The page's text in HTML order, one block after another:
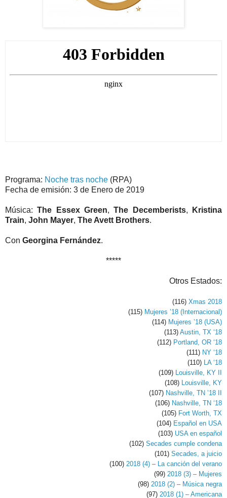
Programa: Noche tras noche (RPA)
Fecha de emisión: 3 de Enero de 2019
Música:The Essex Green,The Decemberists,
Kristina
Train, John Mayer, The Avett Brothers.
Con Georgina Fernández.
*****
Otros Estados:
(116) Xmas 2018
(115) Mujeres ’18 (Internacional)
(114) Mujeres ’18 (USA)
(113) Austin, TX ‘18
(112) Portland, OR ‘18
(111) NY ‘18
(110) LA ‘18
(109) Louisville, KY II
(108) Louisville, KY
(107) Nashville, TN ’18 II
(106) Nashville, TN ‘18
(105) Fort Worth, TX
(104) Español en USA
(103) USA en español
(102) Secades cumple condena
(101) Secades, a juicio
(100) 2018 (4) – La canción del verano
(99) 2018 (3) – Mujeres
(98) 2018 (2) – Música negra
(97) 2018 (1) – Americana